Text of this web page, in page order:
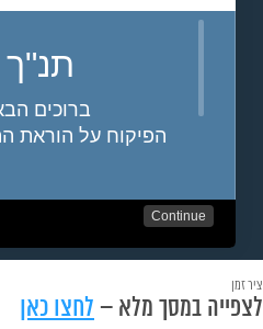
ציר זמן
לצפייה במסך מלא – לחצו כאן